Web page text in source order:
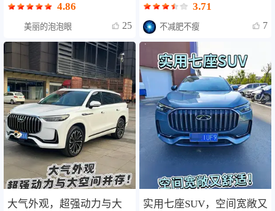
4.86
美丽的泡泡眼 25
大气外观，超强动力与大
3.71
不减肥不瘦 7
实用七座SUV，空间宽敞又